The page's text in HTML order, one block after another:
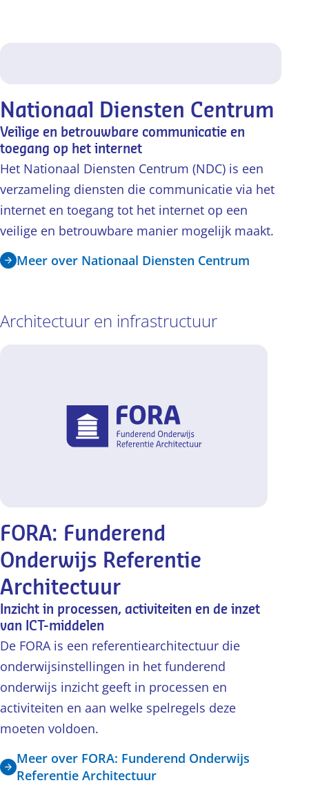
Nationaal Diensten Centrum
Veilige en betrouwbare communicatie en
toegang op het internet
Het Nationaal Diensten Centrum (NDC) is een
verzameling diensten die communicatie via het
internet en toegang tot het internet op een
veilige en betrouwbare manier mogelijk maakt.
Meer over Nationaal Diensten Centrum
Architectuur en infrastructuur
FORA: Funderend
Onderwijs Referentie
Architectuur
Inzicht in processen, activiteiten en de inzet
van ICT-middelen
De FORA is een referentiearchitectuur die
onderwijsinstellingen in het funderend
onderwijs inzicht geeft in processen en
activiteiten en aan welke spelregels deze
moeten voldoen.
Meer over FORA: Funderend Onderwijs
Referentie Architectuur